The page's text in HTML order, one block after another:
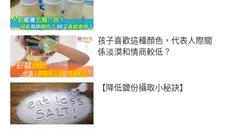
孩子喜歡這種顏色，代表人際關
係淡漠和情商較低？
【降低鹽份攝取小秘訣】